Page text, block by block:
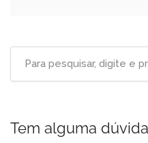
Tem alguma